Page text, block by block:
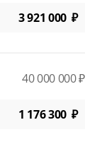
40 000 000 ₽